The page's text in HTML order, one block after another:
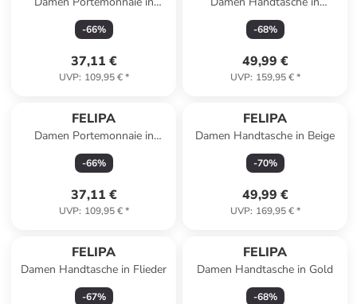
Dunkelrosa
-66%
37,11 €
UVP: 109,95 €*
Schwarz Melange
-68%
49,99 €
UVP: 159,95 €*
FELIPA
Damen Portemonnaie in
Coffee
-66%
37,11 €
UVP: 109,95 €*
FELIPA
Damen Handtasche in Beige
-70%
49,99 €
UVP: 169,95 €*
FELIPA
Damen Handtasche in Flieder
-67%
FELIPA
Damen Handtasche in Gold
-68%